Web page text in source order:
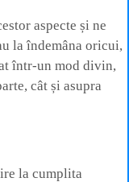
aspecte și ne
la îndemâna oricui,
într-un mod divin,
cât și asupra
la cumplita